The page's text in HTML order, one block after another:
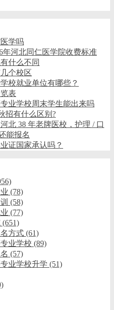
学吗
年河北同仁医学院收费标准
什么不同
个校区
校就业单位有哪些？
表
业学校周末学生能出来吗
招有什么区别?
北 38 年老牌医校，护理 / 口
能报名
证国家承认吗？
(78)
(58)
(77)
(651)
方式 (61)
业学校 (89)
(57)
业学校升学 (51)